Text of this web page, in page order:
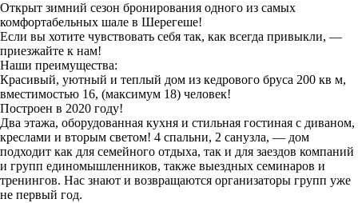
Открыт зимний сезон бронирования одного из самых
комфортабельных шале в Шерегеше!
Если вы хотите чувствовать себя так, как всегда привыкли, —
приезжайте к нам!
Наши преимущества:
Красивый, уютный и теплый дом из кедрового бруса 200 кв м,
вместимостью 16, (максимум 18) человек!
Построен в 2020 году!
Два этажа, оборудованная кухня и стильная гостиная с диваном,
креслами и вторым светом! 4 спальни, 2 санузла, — дом
подходит как для семейного отдыха, так и для заездов компаний
и групп единомышленников, также выездных семинаров и
тренингов. Нас знают и возвращаются организаторы групп уже
не первый год.